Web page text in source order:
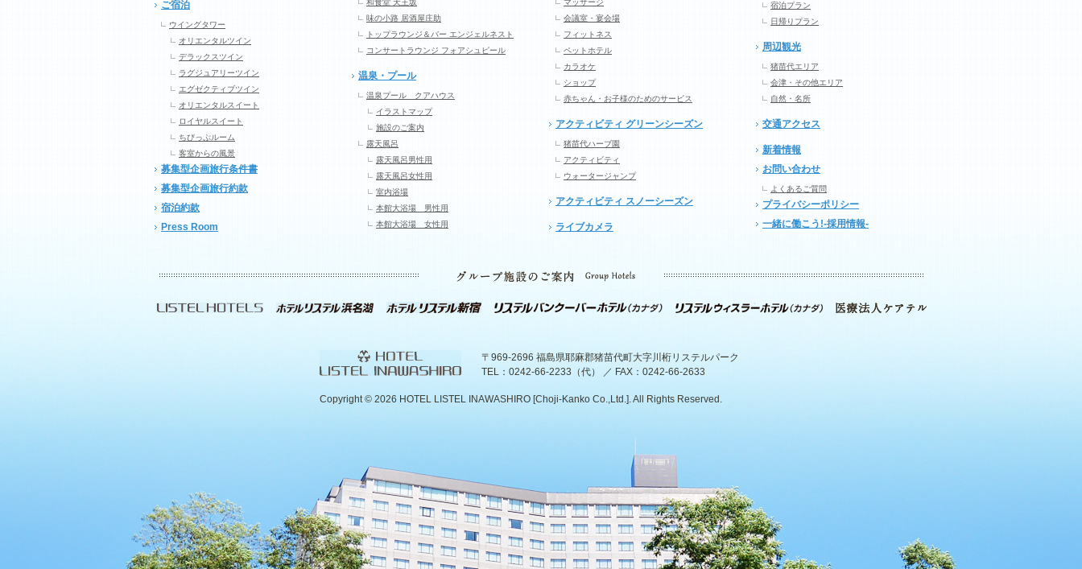
ご宿泊
ウイングタワー
オリエンタルツイン
デラックスツイン
ラグジュアリーツイン
エグゼクティブツイン
オリエンタルスイート
ロイヤルスイート
ちびっぷルーム
客室からの風景
募集型企画旅行条件書
募集型企画旅行約款
宿泊約款
Press Room
和食堂 天王坂
味の小路 居酒屋庄助
トップラウンジ＆バー エンジェルネスト
コンサートラウンジ フォアシュピール
温泉・プール
温泉プール クアハウス
イラストマップ
施設のご案内
露天風呂
露天風呂男性用
露天風呂女性用
室内浴場
本館大浴場 男性用
本館大浴場 女性用
マッサージ
会議室・宴会場
フィットネス
ペットホテル
カラオケ
ショップ
赤ちゃん・お子様のためのサービス
アクティビティ グリーンシーズン
猪苗代ハーブ園
アクティビティ
ウォータージャンプ
アクティビティ スノーシーズン
ライブカメラ
宿泊プラン
日帰りプラン
周辺観光
猪苗代エリア
会津・その他エリア
自然・名所
交通アクセス
新着情報
お問い合わせ
よくあるご質問
プライバシーポリシー
一緒に働こう!-採用情報-
〒969-2696 福島県耶麻郡猪苗代町大字川桁リステルパーク
TEL：0242-66-2233（代） ／ FAX：0242-66-2633
Copyright © 2026 HOTEL LISTEL INAWASHIRO [Choji-Kanko Co.,Ltd.]. All Rights Reserved.